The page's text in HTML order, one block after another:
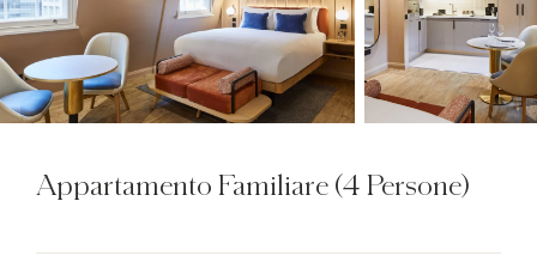
master La Rambla
Amburgo
Varsavia
master Wola
Appartamento Familiare (4 Persone)